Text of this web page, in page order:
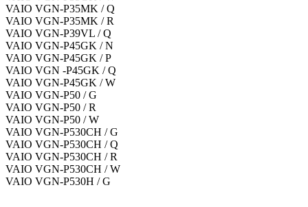
VAIO VGN-P35MK / Q
VAIO VGN-P35MK / R
VAIO VGN-P39VL / Q
VAIO VGN-P45GK / N
VAIO VGN-P45GK / P
VAIO VGN -P45GK / Q
VAIO VGN-P45GK / W
VAIO VGN-P50 / G
VAIO VGN-P50 / R
VAIO VGN-P50 / W
VAIO VGN-P530CH / G
VAIO VGN-P530CH / Q
VAIO VGN-P530CH / R
VAIO VGN-P530CH / W
VAIO VGN-P530H / G